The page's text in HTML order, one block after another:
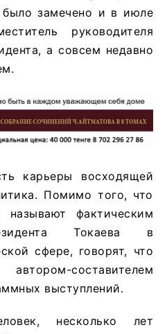
замечено и в июле
руководителя
а совсем недавно
карьеры восходящей
Помимо того, что
называют фактическим
Токаева в
сфере, говорят, что
составителем
выступлений.
несколько лет